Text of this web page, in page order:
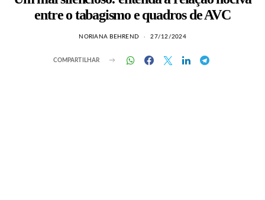
entre o tabagismo e quadros de AVC
NORIANA BEHREND 27/12/2024
COMPARTILHAR